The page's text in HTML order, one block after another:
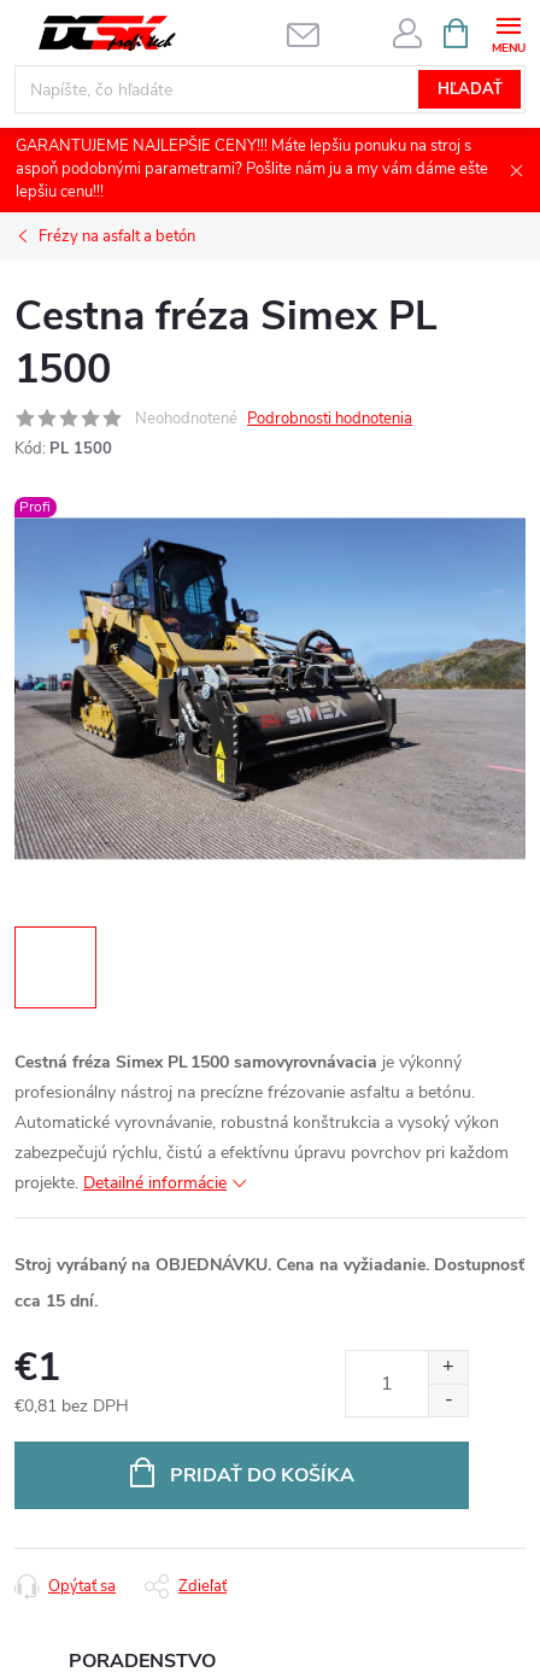
obsah
HĽADAŤ
KOŠÍK
GARANTUJEME NAJLEPŠIE CENY!!! Máte lepšiu ponuku na stroj s
aspoň podobnými parametrami? Pošlite nám ju a my vám dáme ešte
lepšiu cenu!!!
Frézy na asfalt a betón
Cestna fréza Simex PL
1500
Neohodnotené Podrobnosti hodnotenia
Kód: PL 1500
Profi
Cestná fréza Simex PL 1500 samovyrovnávacia je výkonný
profesionálny nástroj na precízne frézovanie asfaltu a betónu.
Automatické vyrovnávanie, robustná konštrukcia a vysoký výkon
zabezpečujú rýchlu, čistú a efektívnu úpravu povrchov pri každom
projekte. Detailné informácie
Stroj vyrábaný na OBJEDNÁVKU. Cena na vyžiadanie. Dostupnosť
cca 15 dní.
€1
€0,81 bez DPH
PRIDAŤ DO KOŠÍKA
Opýtať sa Zdieľať
PORADENSTVO